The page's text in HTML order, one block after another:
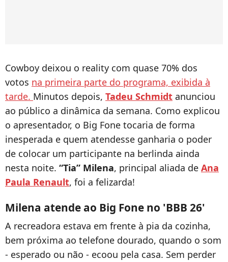
Cowboy deixou o reality com quase 70% dos
votos na primeira parte do programa, exibida à
tarde. Minutos depois, Tadeu Schmidt anunciou
ao público a dinâmica da semana. Como explicou
o apresentador, o Big Fone tocaria de forma
inesperada e quem atendesse ganharia o poder
de colocar um participante na berlinda ainda
nesta noite. “Tia” Milena, principal aliada de Ana
Paula Renault, foi a felizarda!
Milena atende ao Big Fone no 'BBB 26'
A recreadora estava em frente à pia da cozinha,
bem próxima ao telefone dourado, quando o som
- esperado ou não - ecoou pela casa. Sem perder